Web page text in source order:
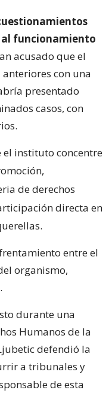
al funcionamiento
acusado que el
con una
presentado
casos, con
el instituto concentre
de derechos
directa en
entre el
organismo,
durante una
Humanos de la
defendió la
a tribunales y
de esta